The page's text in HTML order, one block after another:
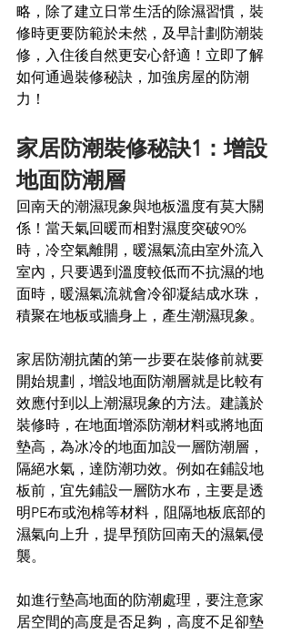
略，除了建立日常生活的除濕習慣，裝
修時更要防範於未然，及早計劃防潮裝
修，入住後自然更安心舒適！立即了解
如何通過裝修秘訣，加強房屋的防潮
力！
家居防潮裝修秘訣1：增設
地面防潮層
回南天的潮濕現象與地板溫度有莫大關
係！當天氣回暖而相對濕度突破90%
時，冷空氣離開，暖濕氣流由室外流入
室內，只要遇到溫度較低而不抗濕的地
面時，暖濕氣流就會冷卻凝結成水珠，
積聚在地板或牆身上，產生潮濕現象。
家居防潮抗菌的第一步要在裝修前就要
開始規劃，增設地面防潮層就是比較有
效應付到以上潮濕現象的方法。建議於
裝修時，在地面增添防潮材料或將地面
墊高，為冰冷的地面加設一層防潮層，
隔絕水氣，達防潮功效。例如在鋪設地
板前，宜先鋪設一層防水布，主要是透
明PE布或泡棉等材料，阻隔地板底部的
濕氣向上升，提早預防回南天的濕氣侵
襲。
如進行墊高地面的防潮處理，要注意家
居空間的高度是否足夠，高度不足卻墊